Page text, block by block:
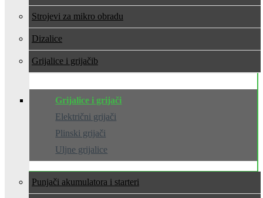
Strojevi za mikro obradu
Dizalice
Grijalice i grijači
Grijalice i grijači
Električni grijači
Plinski grijači
Uljne grijalice
Punjači akumulatora i starteri